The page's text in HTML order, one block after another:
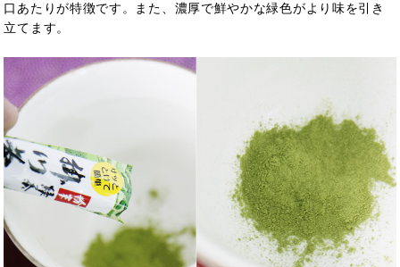
口あたりが特徴です。また、濃厚で鮮やかな緑色がより味を引き
立てます。